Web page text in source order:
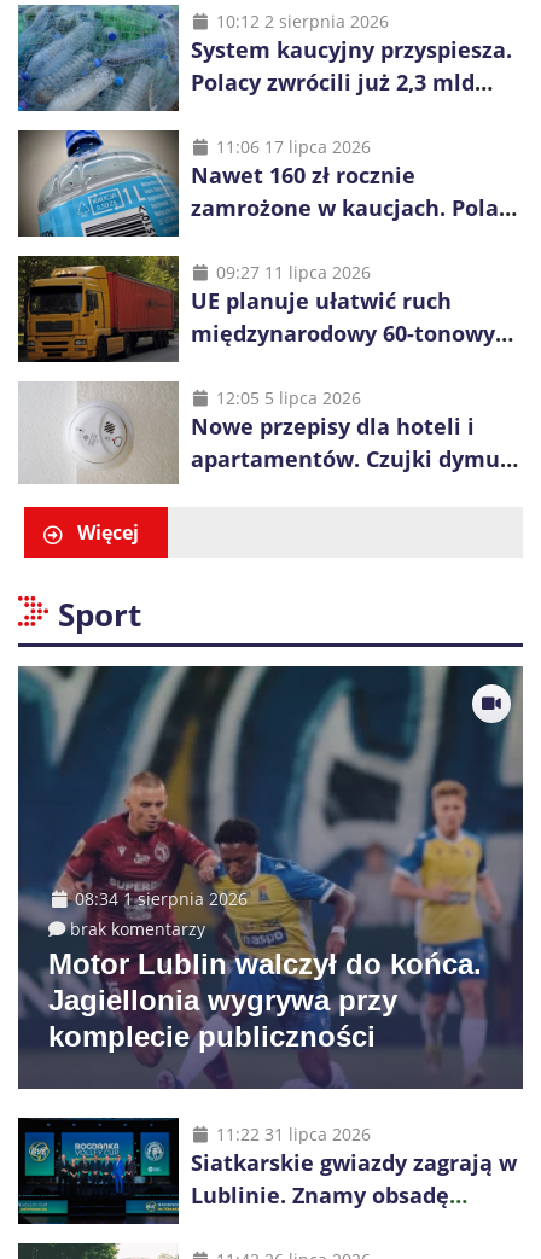
10:12 2 sierpnia 2026
System kaucyjny przyspiesza.
Polacy zwrócili już 2,3 mld
11:06 17 lipca 2026
Nawet 160 zł rocznie
zamrożone w kaucjach. Polacy
vouchery
09:27 11 lipca 2026
UE planuje ułatwić ruch
międzynarodowy 60-tonowych
konkurencji
12:05 5 lipca 2026
Nowe przepisy dla hoteli i
apartamentów. Czujki dymu
Więcej
Sport
08:34 1 sierpnia 2026
brak komentarzy
Motor Lublin walczył do końca.
Jagiellonia wygrywa przy
komplecie publiczności
11:22 31 lipca 2026
Siatkarskie gwiazdy zagrają w
Lublinie. Znamy obsadę